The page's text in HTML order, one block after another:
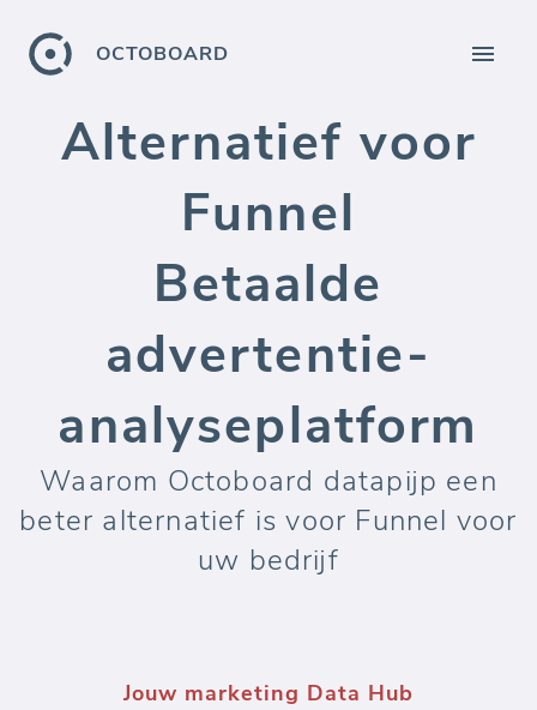
OCTOBOARD
Alternatief voor
Funnel
Betaalde
advertentie-
analyseplatform
Waarom Octoboard datapijp een
beter alternatief is voor Funnel voor
uw bedrijf
Jouw marketing Data Hub